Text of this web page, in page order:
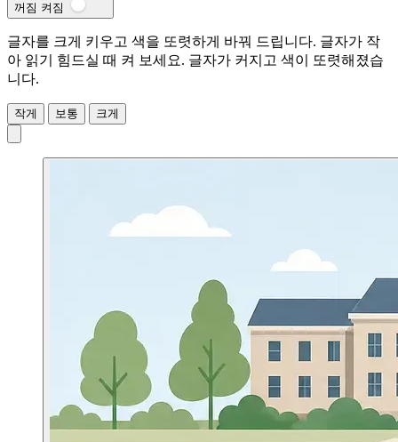
꺼짐 켜짐
글자를 크게 키우고 색을 또렷하게 바꿔 드립니다. 글자가 작
아 읽기 힘드실 때 켜 보세요. 글자가 커지고 색이 또렷해졌습
니다.
작게 보통 크게